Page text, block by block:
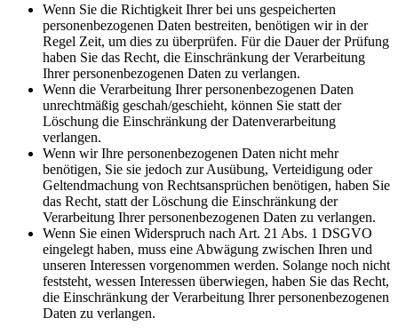
Wenn Sie die Richtigkeit Ihrer bei uns gespeicherten
personenbezogenen Daten bestreiten, benötigen wir in der
Regel Zeit, um dies zu überprüfen. Für die Dauer der Prüfung
haben Sie das Recht, die Einschränkung der Verarbeitung
Ihrer personenbezogenen Daten zu verlangen.
Wenn die Verarbeitung Ihrer personenbezogenen Daten
unrechtmäßig geschah/geschieht, können Sie statt der
Löschung die Einschränkung der Datenverarbeitung
verlangen.
Wenn wir Ihre personenbezogenen Daten nicht mehr
benötigen, Sie sie jedoch zur Ausübung, Verteidigung oder
Geltendmachung von Rechtsansprüchen benötigen, haben Sie
das Recht, statt der Löschung die Einschränkung der
Verarbeitung Ihrer personenbezogenen Daten zu verlangen.
Wenn Sie einen Widerspruch nach Art. 21 Abs. 1 DSGVO
eingelegt haben, muss eine Abwägung zwischen Ihren und
unseren Interessen vorgenommen werden. Solange noch nicht
feststeht, wessen Interessen überwiegen, haben Sie das Recht,
die Einschränkung der Verarbeitung Ihrer personenbezogenen
Daten zu verlangen.